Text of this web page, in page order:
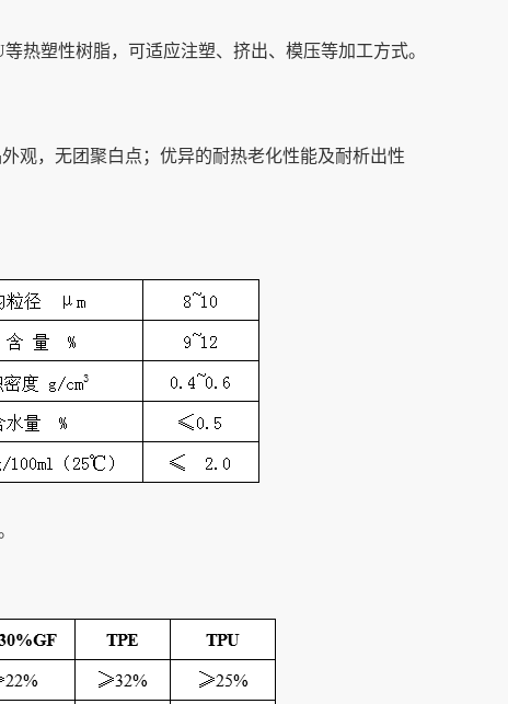
热塑性树脂，可适应注塑、挤出、模压等加工方式。
观，无团聚白点；优异的耐热老化性能及耐析出性